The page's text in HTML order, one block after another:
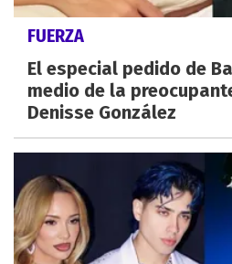
FUERZA
El especial pedido de
medio de la
Denisse González